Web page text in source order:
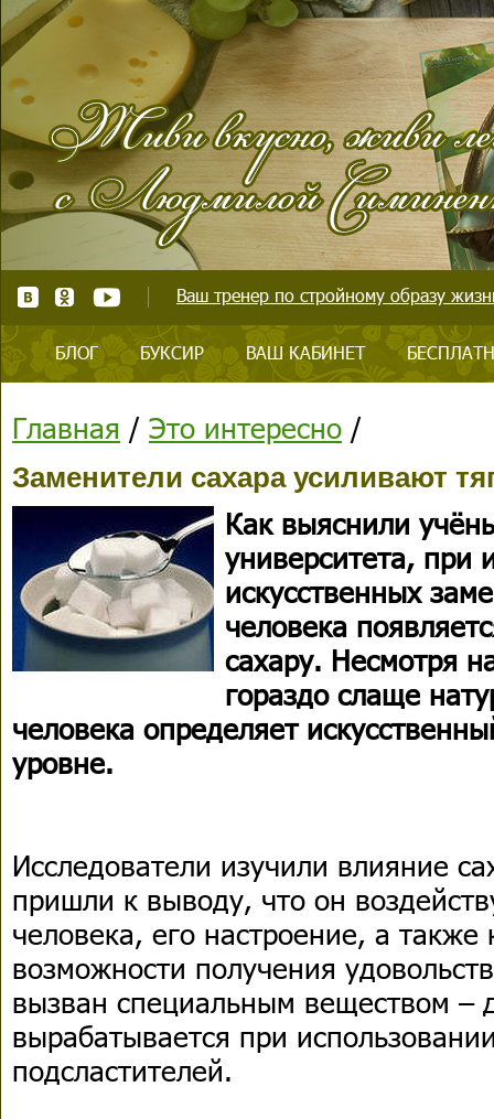
Ваш тренер по стройному образу
БЛОГ БУКСИР ВАШ КАБИНЕТ
Главная / Это интересно /
Заменители сахара усиливают
Как выяснили
университета, при
искусственных
человека
сахару. Несмотря
гораздо слаще
человека определяет
уровне.
Исследователи изучили влияние
пришли к выводу, что он
человека, его настроение, а также
возможности получения
вызван специальным веществом –
вырабатывается при
подсластителей.